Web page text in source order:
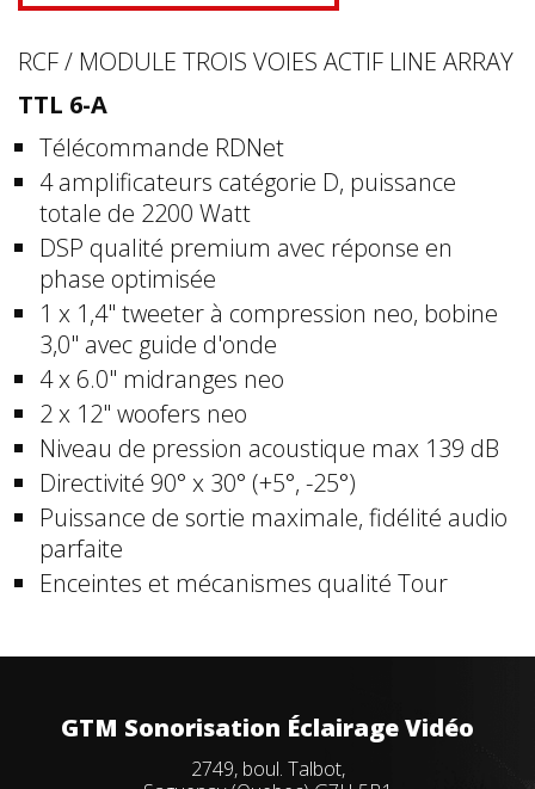
RCF / MODULE TROIS VOIES ACTIF LINE ARRAY
TTL 6-A
Télécommande RDNet
4 amplificateurs catégorie D, puissance
totale de 2200 Watt
DSP qualité premium avec réponse en
phase optimisée
1 x 1,4" tweeter à compression neo, bobine
3,0" avec guide d'onde
4 x 6.0" midranges neo
2 x 12" woofers neo
Niveau de pression acoustique max 139 dB
Directivité 90° x 30° (+5°, -25°)
Puissance de sortie maximale, fidélité audio
parfaite
Enceintes et mécanismes qualité Tour
GTM Sonorisation Éclairage Vidéo
2749, boul. Talbot,